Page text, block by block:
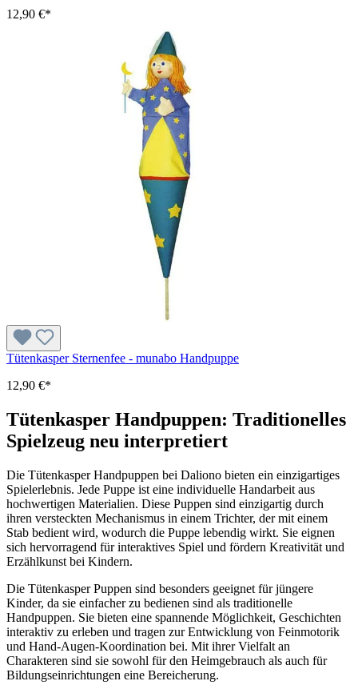
12,90 €*
Tütenkasper Sternenfee - munabo Handpuppe
12,90 €*
Tütenkasper Handpuppen: Traditionelles
Spielzeug neu interpretiert
Die Tütenkasper Handpuppen bei Daliono bieten ein einzigartiges
Spielerlebnis. Jede Puppe ist eine individuelle Handarbeit aus
hochwertigen Materialien. Diese Puppen sind einzigartig durch
ihren versteckten Mechanismus in einem Trichter, der mit einem
Stab bedient wird, wodurch die Puppe lebendig wirkt. Sie eignen
sich hervorragend für interaktives Spiel und fördern Kreativität und
Erzählkunst bei Kindern.
Die Tütenkasper Puppen sind besonders geeignet für jüngere
Kinder, da sie einfacher zu bedienen sind als traditionelle
Handpuppen. Sie bieten eine spannende Möglichkeit, Geschichten
interaktiv zu erleben und tragen zur Entwicklung von Feinmotorik
und Hand-Augen-Koordination bei. Mit ihrer Vielfalt an
Charakteren sind sie sowohl für den Heimgebrauch als auch für
Bildungseinrichtungen eine Bereicherung.